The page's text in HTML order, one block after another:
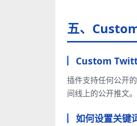
五、
Custom
插件支持任何公开
间线上的公开推文
如何设置关键